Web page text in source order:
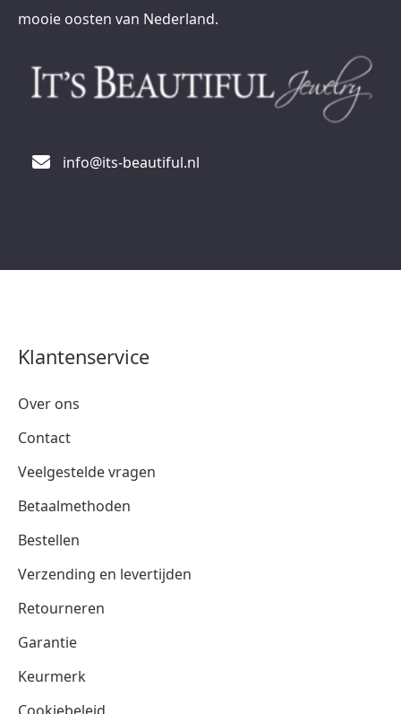
mooie oosten van Nederland.
info@its-beautiful.nl
Klantenservice
Over ons
Contact
Veelgestelde vragen
Betaalmethoden
Bestellen
Verzending en levertijden
Retourneren
Garantie
Keurmerk